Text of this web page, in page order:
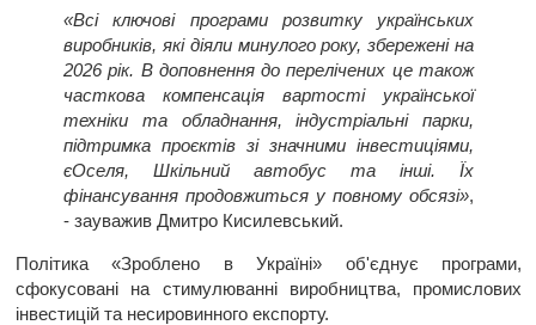
«Всі ключові програми розвитку українських
виробників, які діяли минулого року, збережені на
2026 рік. В доповнення до перелічених це також
часткова компенсація вартості української
техніки та обладнання, індустріальні парки,
підтримка проєктів зі значними інвестиціями,
єОселя, Шкільний автобус та інші. Їх
фінансування продовжиться у повному обсязі»,
- зауважив Дмитро Кисилевський.
Політика «Зроблено в Україні» об'єднує програми,
сфокусовані на стимулюванні виробництва, промислових
інвестицій та несировинного експорту.